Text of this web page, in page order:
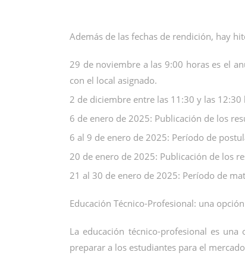
Además de las fechas de rendición, hay
29 de noviembre a las 9:00 horas es el
con el local asignado.
2 de diciembre entre las 11:30 y las 12:30
6 de enero de 2025: Publicación de los
6 al 9 de enero de 2025: Período de
20 de enero de 2025: Publicación de los
21 al 30 de enero de 2025: Período de
Educación Técnico-Profesional: una
La educación técnico-profesional es
preparar a los estudiantes para el